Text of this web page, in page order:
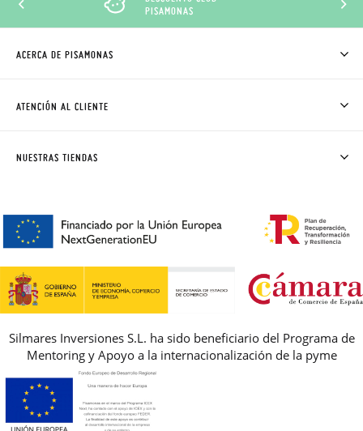
PISAMONAS
ACERCA DE PISAMONAS
CÓMO COMPRAR
AVISO LEGAL, PRIVACIDAD Y COOKIES
REBAJAS
ATENCIÓN AL CLIENTE
PREGUNTAS FRECUENTES
NUESTRAS TIENDAS
Silmares Inversiones S.L. ha sido beneficiario del Programa de
Mentoring y Apoyo a la internacionalización de la pyme